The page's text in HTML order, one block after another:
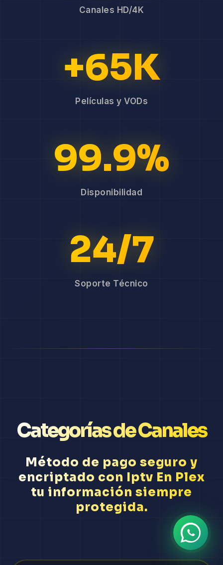
Canales HD/4K
+65K
Películas y VODs
99.9%
Disponibilidad
24/7
Soporte Técnico
Categorías de Canales
Método de pago seguro y
encriptado con Iptv En Plex
tu información siempre
protegida.